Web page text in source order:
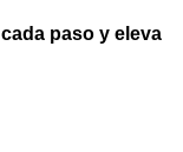
paso y eleva